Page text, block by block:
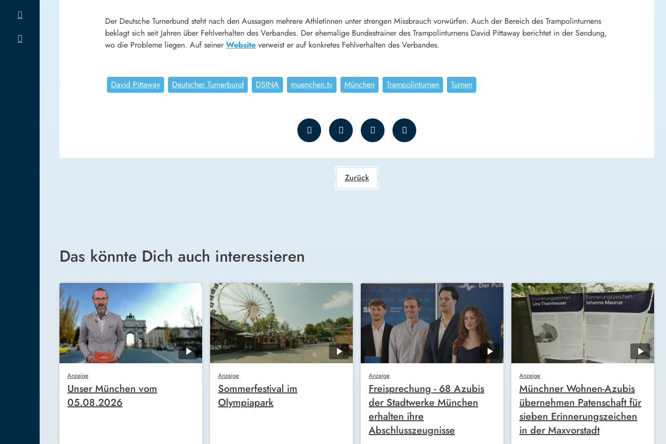
Der Deutsche Turnerbund steht nach den Aussagen mehrere Athletinnen unter strengen Missbrauch vorwürfen. Auch der Bereich des Trampolinturnens
beklagt sich seit Jahren über Fehlverhalten des Verbandes. Der ehemalige Bundestrainer des Trampolinturnens David Pittaway berichtet in der Sendung,
wo die Probleme liegen. Auf seiner Website verweist er auf konkretes Fehlverhalten des Verbandes.
David Pittaway Deutscher Turnerbund DSINA muenchen.tv München Trampolinturnen Turnen
Zurück
Das könnte Dich auch interessieren
Anzeige
Unser München vom
05.08.2026
Anzeige
Sommerfestival im
Olympiapark
Anzeige
Freisprechung - 68 Azubis
der Stadtwerke München
erhalten ihre
Abschlusszeugnisse
Anzeige
Münchner Wohnen-Azubis
übernehmen Patenschaft für
sieben Erinnerungszeichen
in der Maxvorstadt